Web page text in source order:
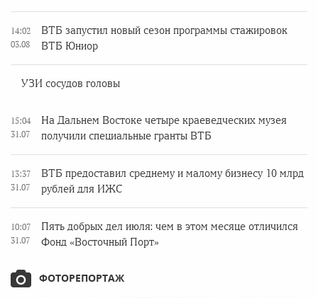
14:02
03.08
ВТБ запустил новый сезон программы стажировок
ВТБ Юниор
УЗИ сосудов головы
15:04
31.07
На Дальнем Востоке четыре краеведческих музея
получили специальные гранты ВТБ
13:37
31.07
ВТБ предоставил среднему и малому бизнесу 10 млрд
рублей для ИЖС
10:07
31.07
Пять добрых дел июля: чем в этом месяце отличился
Фонд «Восточный Порт»
ФОТОРЕПОРТАЖ